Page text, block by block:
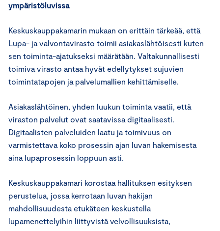
ympäristöluvissa
Keskuskauppakamarin mukaan on erittäin tärkeää, että
Lupa- ja valvontavirasto toimii asiakaslähtöisesti kuten
sen toiminta-ajatukseksi määrätään. Valtakunnallisesti
toimiva virasto antaa hyvät edellytykset sujuvien
toimintatapojen ja palvelumallien kehittämiselle.
Asiakaslähtöinen, yhden luukun toiminta vaatii, että
viraston palvelut ovat saatavissa digitaalisesti.
Digitaalisten palveluiden laatu ja toimivuus on
varmistettava koko prosessin ajan luvan hakemisesta
aina lupaprosessin loppuun asti.
Keskuskauppakamari korostaa hallituksen esityksen
perustelua, jossa kerrotaan luvan hakijan
mahdollisuudesta etukäteen keskustella
lupamenettelyihin liittyvistä velvollisuuksista,